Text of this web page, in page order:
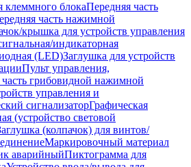
клеммного блокаПередняя часть
часть нажимной
крышка для устройств управления
индикаторная
(LED)Заглушка для устройств
Пульт управления,
грибовидной нажимной
управления и
сигнализаторГрафическая
(устройство световой
(колпачок) для винтов/
Маркировочный материал
аварийныйПиктограмма для